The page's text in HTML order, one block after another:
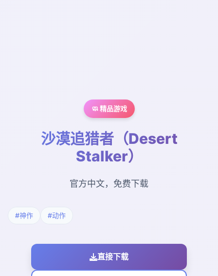
🧼 精品游戏
沙漠追猎者（Desert
Stalker）
官方中文，免费下载
#神作 #动作
直接下载